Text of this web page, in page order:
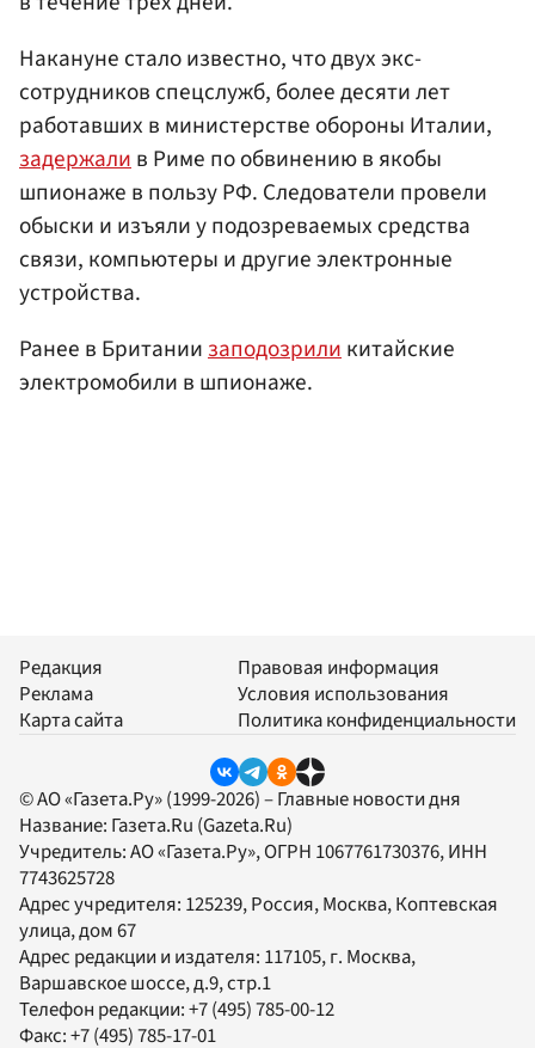
Накануне стало известно, что двух экс-
сотрудников спецслужб, более десяти лет
работавших в министерстве обороны Италии,
задержалив Риме по обвинению в якобы
шпионаже в пользу РФ. Следователи провели
обыски и изъяли у подозреваемых средства
связи, компьютеры и другие электронные
устройства.
Ранее в Британиизаподозриликитайские
электромобили в шпионаже.
Редакция
Реклама
Карта сайта
Правовая информация
Условия использования
Политика конфиденциальности
© АО «Газета.Ру» (1999-2026) – Главные новости дня
Название: Газета.Ru (Gazeta.Ru)
Учредитель:АО «Газета.Ру», ОГРН 1067761730376, ИНН
7743625728
Адрес учредителя: 125239, Россия, Москва, Коптевская
улица, дом 67
Адрес редакции и издателя: 117105, г. Москва,
Варшавское шоссе, д.9, стр.1
Телефон редакции:+7 (495) 785-00-12
Факс:+7 (495) 785-17-01